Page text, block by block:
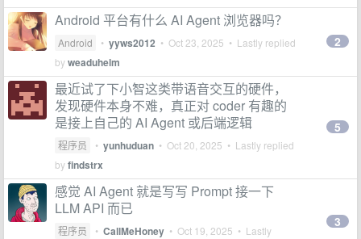
Android 平台有什么 AI Agent 浏览器吗？
Android • yyws2012 • Oct 23, 2025 • Lastly replied
byweaduhelm
2
最近试了下小智这类带语音交互的硬件，
发现硬件本身不难，真正对 coder 有趣的
是接上自己的 AI Agent 或后端逻辑
程序员 • yunhuduan • Oct 20, 2025 • Lastly replied
byfindstrx
5
感觉 AI Agent 就是写写 Prompt 接一下
LLM API 而已
程序员 • CallMeHoney • Oct 19, 2025 • Lastly
3